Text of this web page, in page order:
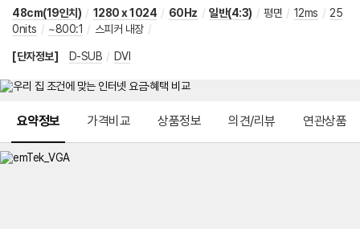
48cm(19인치) / 1280 x 1024 / 60Hz / 일반(4:3) / 평면 / 12ms / 25
0nits / ~800:1 / 스피커 내장 /
[단자정보] D-SUB / DVI
요약정보 가격비교 상품정보 의견/리뷰 연관상품